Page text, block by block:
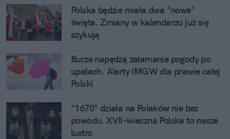
Polska będzie miała dwa "nowe"
święta. Zmiany w kalendarzu już się
szykują
Burze napędzą załamanie pogody po
upałach. Alerty IMGW dla prawie całej
Polski
"1670" działa na Polaków nie bez
powodu. XVII-wieczna Polska to nasze
lustro